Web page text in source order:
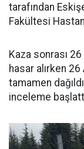
tarafından
Fakültesi
Kaza sonrası
hasar alırken
tamamen
inceleme